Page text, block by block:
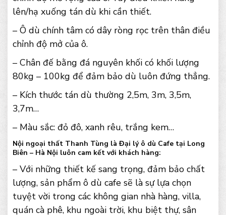
lên/hạ xuống tán dù khi cần thiết.
– Ô dù chính tâm có dây ròng rọc trên thân điều
chỉnh độ mở của ô.
– Chân đế bằng đá nguyên khối có khối lượng
80kg – 100kg để đảm bảo dù luôn đứng thẳng.
– Kích thước tán dù thường 2,5m, 3m, 3,5m,
3,7m…
– Màu sắc: đỏ đô, xanh rêu, trắng kem…
Nội ngoại thất Thanh Tùng là Đại lý ô dù Cafe tại Long
Biên – Hà Nội luôn cam kết với khách hàng:
– Với những thiết kế sang trọng, đảm bảo chất
lượng, sản phẩm ô dù cafe sẽ là sự lựa chọn
tuyệt vời trong các không gian nhà hàng, villa,
quán cà phê, khu ngoài trời, khu biệt thự, sân